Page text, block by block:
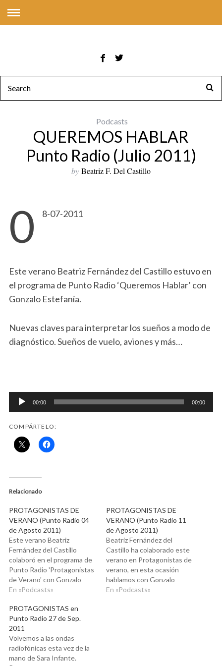
Podcasts
QUEREMOS HABLAR
Punto Radio (Julio 2011)
by Beatriz F. Del Castillo
0 8-07-2011
Este verano Beatriz Fernández del Castillo estuvo en
el programa de Punto Radio ‘Queremos Hablar’ con
Gonzalo Estefanía.
Nuevas claves para interpretar los sueños a modo de
diagnóstico. Sueños de vuelo, aviones y más…
Reproductor
de
audio
00:00 00:00
COMPÁRTELO:
Relacionado
PROTAGONISTAS DE
VERANO (Punto Radio 04
de Agosto 2011)
Este verano Beatriz
Fernández del Castillo
colaboró en el programa de
Punto Radio 'Protagonistas
de Verano' con Gonzalo
Estefanía. Empezamos a
grabamos nuestros
patrones internos, y cómo
los sueños pueden darnos
pistas para reconocerlos.
En «Podcasts»
PROTAGONISTAS DE
VERANO (Punto Radio 11
de Agosto 2011)
Beatriz Fernández del
Castillo ha colaborado este
verano en Protagonistas de
verano, en esta ocasión
hablamos con Gonzalo
Estefanía de Proyecciones,
En «Podcasts»
PROTAGONISTAS en
Punto Radio 27 de Sep.
2011
Volvemos a las ondas
radiofónicas esta vez de la
mano de Sara Infante.